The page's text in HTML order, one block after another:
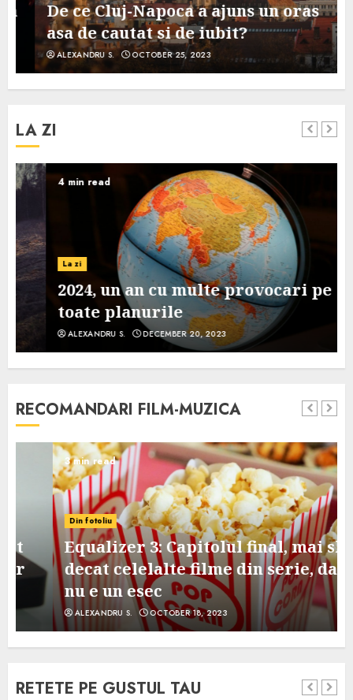
De ce Cluj-Napoca a ajuns un oras
asa de cautat si de iubit?
ALEXANDRU S. OCTOBER 25, 2023
LA ZI
4 min read
La zi
2024, un an cu multe provocari pe
toate planurile
ALEXANDRU S. DECEMBER 20, 2023
RECOMANDARI FILM-MUZICA
3 min read
Din fotoliu
Equalizer 3: Capitolul final, mai slab
decat celelalte filme din serie, dar
nu e un esec
ALEXANDRU S. OCTOBER 18, 2023
RETETE PE GUSTUL TAU